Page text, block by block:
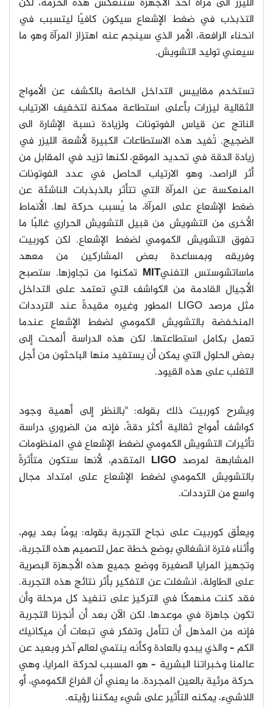
التذبذب في ضغط الإشعاع سيكون كافيًا ليتسبب في
انحناء الرافعة، الأمر الذي سينجم عنه اهتزاز المرآة وهو ما
سيعني توليد التشويش.
تستخدم مقاييس التداخل الخاصة بالكشف عن الأمواج
الثقالية ليزرات بأعلى استطاعة ممكنة لتخفيف الارتياب
الناتج عن قياس الفوتونات ولزيادة نسبة الإشارة الى
الضجيج. تُفيد هذه الاستطاعات الكبيرة لأشعة الليزر في
زيادة الدقة في تحديد الموقع، لكنها تزيد في المقابل من
أثر الراصد، وهو الارتياب الحاصل في عدد الفوتونات
المنعكسة عن المرآة التي تتأثر بالذبذبات الناشئة عن
ضغط الإشعاع على المرآة، ما يُسبب حركة لها. الأنماط
الأخرى من التشويش من قبيل التشويش الحراري غالبًا ما
تفوق التشويش الكمومي لضغط الإشعاع. لكن كوربيت
وفريقه وبمساعدة بعض المشاركين من معهد
ماساتشوستس التفنيMIT تمكنوا من تجاوزها. ستصبح
الأجيال القادمة من الكواشف التي تعتمد على التداخل
مثل مرصد LIGO
المطور وغيره مقيدةً عند الترددات
المنخفضة بالتشويش الكمومي لضغط الإشعاع عندما
تعمل بكامل استطاعتها. لكن هذه الدراسة ألمحت إلى
بعض الحلول التي يمكن أن يستفيد منها الباحثون من أجل
التغلب على هذه القيود.
ويشرح كوربيت ذلك بقوله: "بالنظر إلى أهمية وجود
كواشف أمواج ثقالية أكثر دقةً، فإنه من الضروري دراسة
تأثيرات التشويش الكمومي لضغط الإشعاع في المنظومات
المشابهة لمرصد LIGO المتقدم، لأنها ستكون متأثرةً
بالتشويش الكمومي لضغط الإشعاع على امتداد مجالٍ
واسعٍ من الترددات.
ويعلَّق كوربيت على نجاح التجربة بقوله: يومًا بعد يوم،
وأثناء فترة انشغالي بوضع خطة عمل لتصميم هذه التجربة،
وتجهيز المرايا الصغيرة ووضع جميع هذه الأجهزة البصرية
على الطاولة، انشغلت عن التفكير بأثر نتائج هذه التجربة.
فقد كنت منهمكًا في التركيز على تنفيذ كل مرحلة وأن
تكون جاهزة في موعدها. لكن الآن بعد أن أنجزنا التجربة
فإنه من المذهل أن تتأمل وتفكر في تبعات أن ميكانيك
الكم – والذي يبدو بالعادة وكأنه ينتمي لعالمٍ آخر وبعيد عن
عالمنا وخبراتنا البشرية – هو المسبب لحركة المرايا، وهي
حركة مرئية بالعين المجردة. ما يعني أن الفراغ الكمومي، أو
اللاشيء، يمكنه التأثير على شيء يمكننا رؤيته.